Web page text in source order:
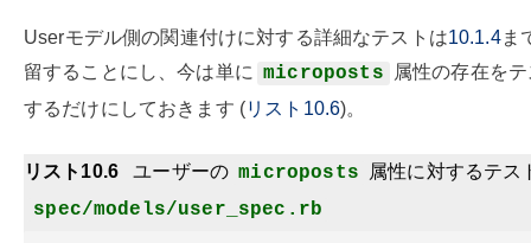
Userモデル側の関連付けに対する詳細なテストは10.1.4ま
留することにし、今は単に microposts
属性の存在を
するだけにしておきます (リスト10.6)。
リスト10.6 ユーザーの microposts 属性に対するテス
spec/models/user_spec.rb